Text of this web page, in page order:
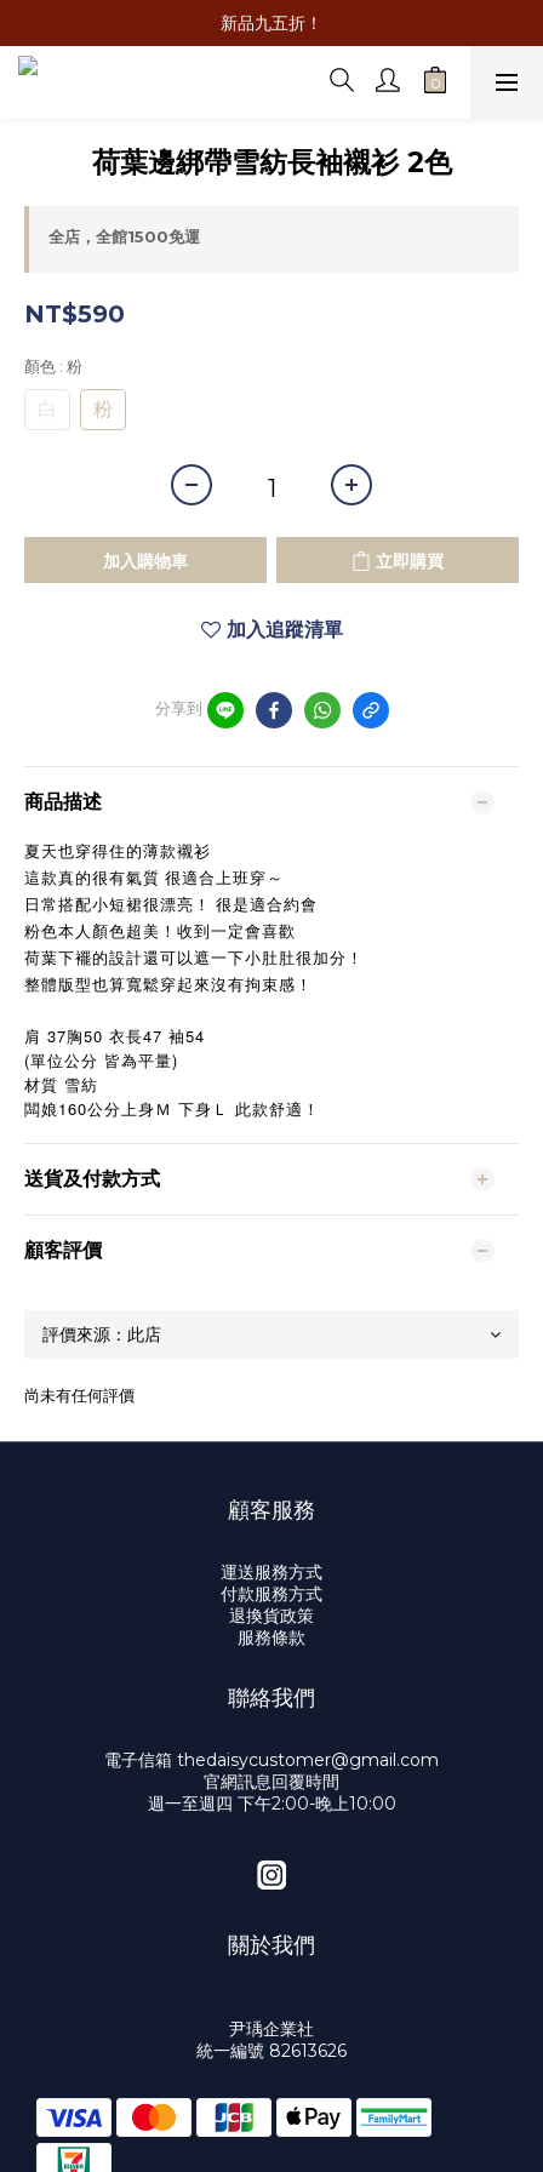
新品九五折！
荷葉邊綁帶雪紡長袖襯衫 2色
全店，全館1500免運
NT$590
顏色 : 粉
白 粉
加入購物車 立即購買
加入追蹤清單
分享到
商品描述
夏天也穿得住的薄款襯衫
這款真的很有氣質 很適合上班穿～
日常搭配小短裙很漂亮！ 很是適合約會
粉色本人顏色超美！收到一定會喜歡
荷葉下襬的設計還可以遮一下小肚肚很加分！
整體版型也算寬鬆穿起來沒有拘束感！
肩 37胸50 衣長47 袖54
(單位公分 皆為平量)
材質 雪紡
闆娘 160公分上身Ｍ 下身Ｌ 此款舒適！
送貨及付款方式
顧客評價
尚未有任何評價
顧客服務
運送服務方式
付款服務方式
退換貨政策
服務條款
聯絡我們
電子信箱 thedaisycustomer@gmail.com
官網訊息回覆時間
週一至週四 下午2:00-晚上10:00
關於我們
尹瑀企業社
統一編號 82613626